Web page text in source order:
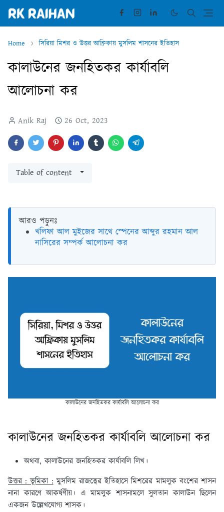
Home সিরিয়া মিশর ও উত্তর আফ্রিকায় মুসলিম শাসনের ইতিহাস
কালাউনের জনহিতকর কার্যাবলি
আলোচনা কর
Anik Raj 26 Oct, 2023
Table of content
আরও পড়ুনঃ
খলিফা আল মুইজের সাথে স্পেনের আব্দুর রহমান আল
নাসিরের সম্পর্ক আলোচনা কর
কালাউনের জনহিতকর কার্যাবলি আলোচনা কর
কালাউনের জনহিতকর কার্যাবলি আলোচনা কর
অথবা, কালাউনের জনহিতকর কার্যাবলি লিখ।
উত্তর : ভূমিকা :মুসলিম রাজত্বের ইতিহাসে মিশরের মামলুক বংশের শাসন
নানা কারণে আকর্ষণীয়। এ মামলুক শাসনামলে সুলতান কালাউন ছিলেন
একজন উল্লেখযোগ্য শাসক।